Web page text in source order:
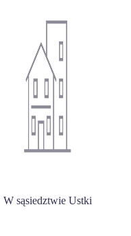
W sąsiedztwie Ustki